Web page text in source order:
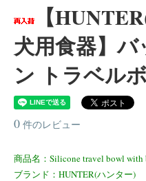
【
犬用食器】
ン トラベル
0 件のレビュー
商品名：Silicone travel bowl with
ブランド：HUNTER(ハンター)